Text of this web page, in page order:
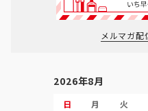
メルマガ配
2026年8月
日 月 火